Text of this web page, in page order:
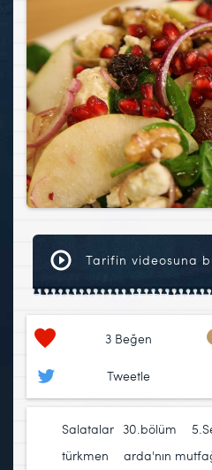
Tarifin videosuna
3 Beğen
Tweetle
Salatalar 30.bölüm
türkmen
arda'nın